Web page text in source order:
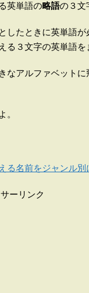
英単語の略語の３文
したときに英単語
３文字の英単語を
なアルファベット
。
る名前をジャンル別
ーリンク